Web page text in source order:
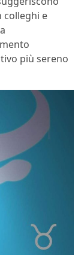
colleghi e
più sereno